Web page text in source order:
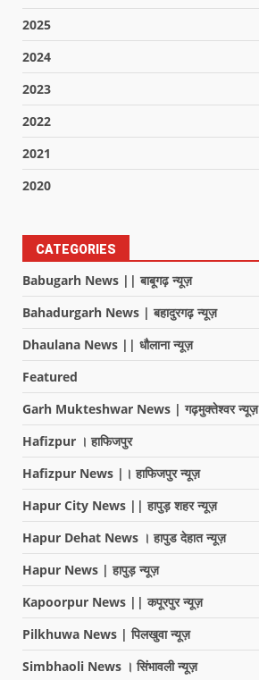
2025
2024
2023
2022
2021
2020
CATEGORIES
Babugarh News || बाबूगढ़ न्यूज़
Bahadurgarh News | बहादुरगढ़ न्यूज़
Dhaulana News || धौलाना न्यूज़
Featured
Garh Mukteshwar News | गढ़मुक्तेश्वर न्यूज़
Hafizpur । हाफिजपुर
Hafizpur News |। हाफिजपुर न्यूज़
Hapur City News || हापुड़ शहर न्यूज़
Hapur Dehat News । हापुड देहात न्यूज़
Hapur News | हापुड़ न्यूज़
Kapoorpur News || कपूरपुर न्यूज़
Pilkhuwa News | पिलखुवा न्यूज़
Simbhaoli News । सिंभावली न्यूज़